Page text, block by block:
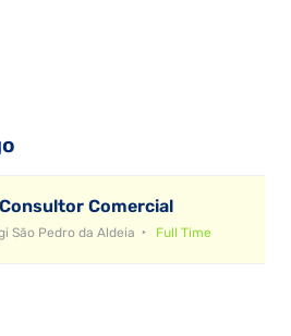
Comercial
São Pedro da Aldeia Full Time